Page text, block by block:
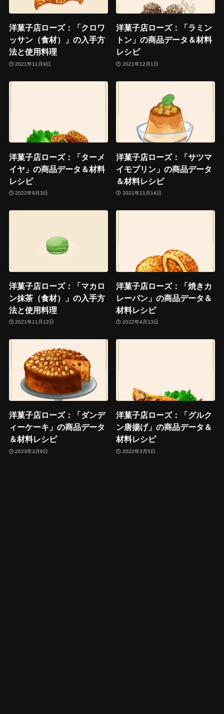
洋菓子店ローズ：「クロワ
ッサン（食材）」の入手方
法と使用料理
2021年11月9日
洋菓子店ローズ：「ラミン
トン」の商品データ＆材料
レシピ
2021年12月1日
洋菓子店ローズ：「ターメ
イヤ」の商品データ＆材料
レシピ
2022年9月3日
洋菓子店ローズ：「サツマ
イモプリン」の商品データ
＆材料レシピ
2021年11月14日
洋菓子店ローズ：「マカロ
ン抹茶（食材）」の入手方
法と使用料理
2021年11月12日
洋菓子店ローズ：「焼きカ
レーパン」の商品データ＆
材料レシピ
2022年4月13日
洋菓子店ローズ：「ダンデ
ィーケーキ」の商品データ
＆材料レシピ
2023年3月9日
洋菓子店ローズ：「グルク
ン唐揚げ」の商品データ＆
材料レシピ
2022年3月5日